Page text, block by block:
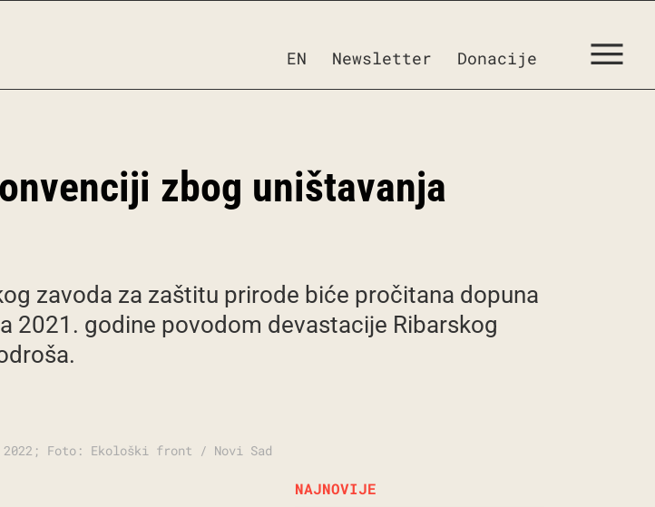
EN Newsletter Donacije
zbog uništavanja
zavoda za zaštitu prirode biće pročitana dopuna
2021. godine povodom devastacije Ribarskog
2022; Foto: Ekološki front / Novi Sad
NAJNOVIJE